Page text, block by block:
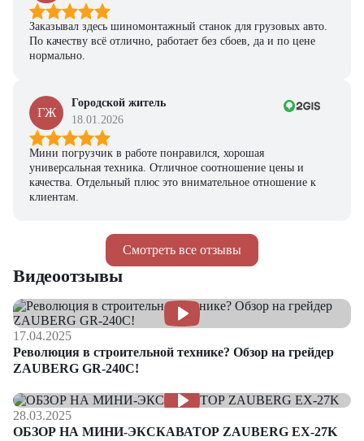
Смотреть все отзывы
Заказывал здесь шиномонтажный станок для грузовых авто.
По качеству всё отлично, работает без сбоев, да и по цене
нормально.
ГЖ
Городской житель
18.01.2026
Мини погрузчик в работе понравился, хорошая
универсальная техника. Отличное соотношение цены и
качества. Отдельный плюс это внимательное отношение к
клиентам.
Видеоотзывы
17.04.2025
Революция в строительной технике? Обзор на грейдер
ZAUBERG GR-240C!
28.03.2025
ОБЗОР НА МИНИ-ЭКСКАВАТОР ZAUBERG EX-27K